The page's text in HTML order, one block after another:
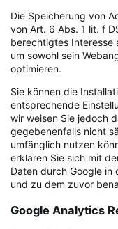
Die Speicherung von
von Art. 6 Abs. 1 lit. f
berechtigtes Interesse
um sowohl sein
optimieren.
Sie können die
entsprechende
wir weisen Sie jedoch
gegebenenfalls nicht
umfänglich nutzen
erklären Sie sich mit
Daten durch Google in
und zu dem zuvor
Google Analytics